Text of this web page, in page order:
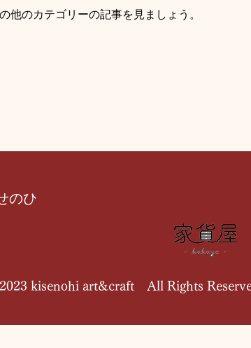
他のカテゴリーの記事を見ましょう。
のひ
kisenohi art&craft All Rights